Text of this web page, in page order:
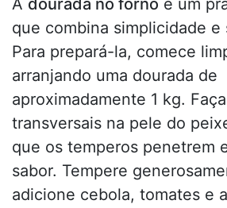
A dourada no forno é um
que combina simplicidade e
Para prepará-la, comece
arranjando uma dourada de
aproximadamente 1 kg.
transversais na pele do
que os temperos penetrem
sabor. Tempere
adicione cebola, tomates e